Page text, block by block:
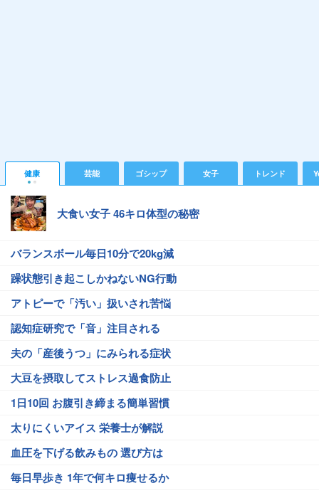
健康 芸能 ゴシップ 女子 トレンド
大食い女子 46キロ体型の秘密
バランスボール毎日10分で20kg減
躁状態引き起こしかねないNG行動
アトピーで「汚い」扱いされ苦悩
認知症研究で「音」注目される
夫の「産後うつ」にみられる症状
大豆を摂取してストレス過食防止
1日10回 お腹引き締まる簡単習慣
太りにくいアイス 栄養士が解説
血圧を下げる飲みもの 選び方は
毎日早歩き 1年で何キロ痩せるか